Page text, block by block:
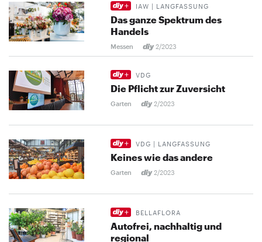
IAW | LANGFASSUNG
Das ganze Spektrum des
Handels
Messen 2/2023
VDG
Die Pflicht zur Zuversicht
Garten 2/2023
VDG | LANGFASSUNG
Keines wie das andere
Garten 2/2023
BELLAFLORA
Autofrei, nachhaltig und
regional